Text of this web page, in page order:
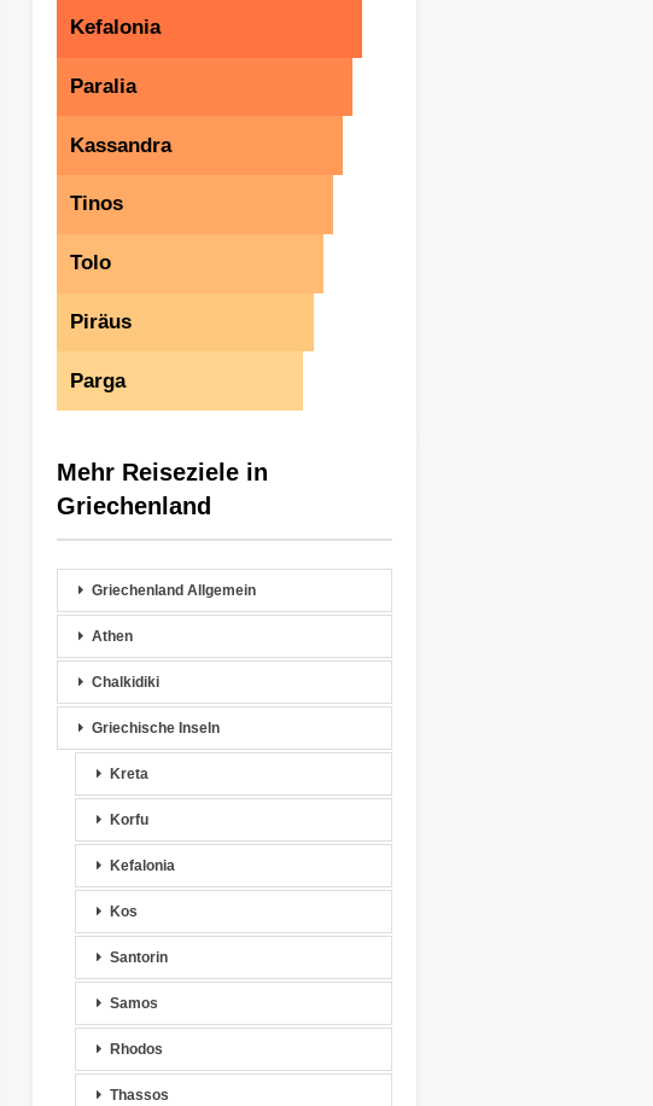
Kefalonia
Paralia
Kassandra
Tinos
Tolo
Piräus
Parga
Mehr Reiseziele in
Griechenland
Griechenland Allgemein
Athen
Chalkidiki
Griechische Inseln
Kreta
Korfu
Kefalonia
Kos
Santorin
Samos
Rhodos
Thassos